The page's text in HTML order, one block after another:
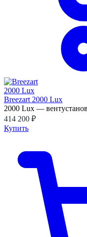
Breezart 2000 Lux
2000 Lux —
414 200 ₽
Купить